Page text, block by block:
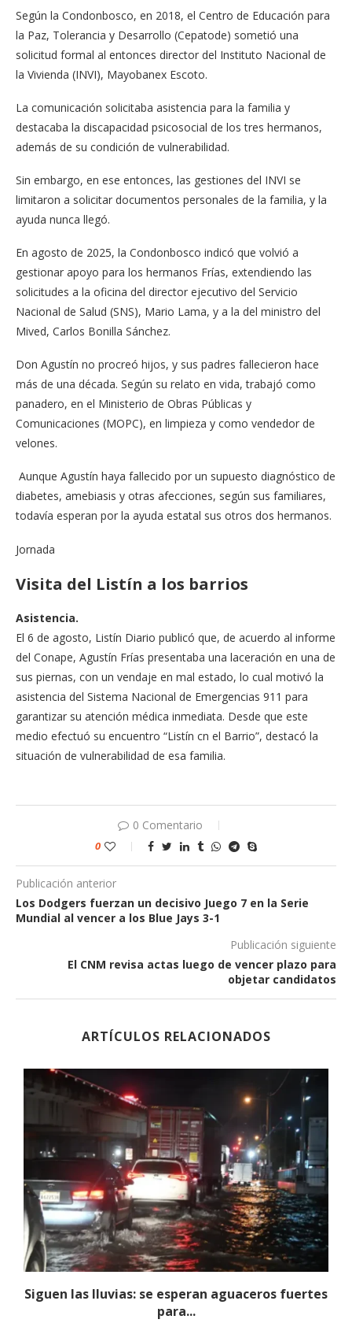
Según la Condonbosco, en 2018, el Centro de Educación para
la Paz, Tolerancia y Desarrollo (Cepatode) sometió una
solicitud formal al entonces director del Instituto Nacional de
la Vivienda (INVI), Mayobanex Escoto.
La comunicación solicitaba asistencia para la familia y
destacaba la discapacidad psicosocial de los tres hermanos,
además de su condición de vulnerabilidad.
Sin embargo, en ese entonces, las gestiones del INVI se
limitaron a solicitar documentos personales de la familia, y la
ayuda nunca llegó.
En agosto de 2025, la Condonbosco indicó que volvió a
gestionar apoyo para los hermanos Frías, extendiendo las
solicitudes a la oficina del director ejecutivo del Servicio
Nacional de Salud (SNS), Mario Lama, y a la del ministro del
Mived, Carlos Bonilla Sánchez.
Don Agustín no procreó hijos, y sus padres fallecieron hace
más de una década. Según su relato en vida, trabajó como
panadero, en el Ministerio de Obras Públicas y
Comunicaciones (MOPC), en limpieza y como vendedor de
velones.
Aunque Agustín haya fallecido por un supuesto diagnóstico de
diabetes, amebiasis y otras afecciones, según sus familiares,
todavía esperan por la ayuda estatal sus otros dos hermanos.
Jornada
Visita del Listín a los barrios
Asistencia.
El 6 de agosto, Listín Diario publicó que, de acuerdo al informe
del Conape, Agustín Frías presentaba una laceración en una de
sus piernas, con un vendaje en mal estado, lo cual motivó la
asistencia del Sistema Nacional de Emergencias 911 para
garantizar su atención médica inmediata. Desde que este
medio efectuó su encuentro “Listín cn el Barrio”, destacó la
situación de vulnerabilidad de esa familia.
0 Comentario
0
Publicación anterior
Los Dodgers fuerzan un decisivo Juego 7 en la Serie
Mundial al vencer a los Blue Jays 3-1
Publicación siguiente
El CNM revisa actas luego de vencer plazo para
objetar candidatos
ARTÍCULOS RELACIONADOS
Siguen las lluvias: se esperan aguaceros fuertes
para...